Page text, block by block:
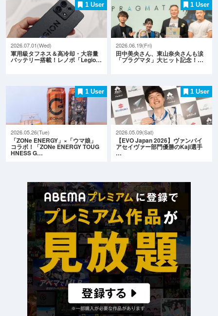
1 User
2026.07.01(Wed)
軍用級タフネス＆高冷却・大容量
バッテリー搭載！レノボ「Legio…
1 User
2026.06.19(Fri)
田中美央さん、東山奈央さんも涙
「プラグマタ」大ヒット記念！…
1 User
2026.05.26(Tue)
「ZONe ENERGY」×「ウマ娘」
コラボ！「ZONe ENERGY TOUG
HNESS G…
1 User
2026.05.09(Sat)
【EVO Japan 2026】ヴァンパイ
アセイヴァー部門優勝のKaji選手
…